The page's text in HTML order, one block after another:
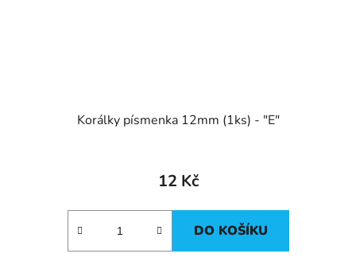
Korálky písmenka 12mm (1ks) - "E"
12 Kč
DO KOŠÍKU